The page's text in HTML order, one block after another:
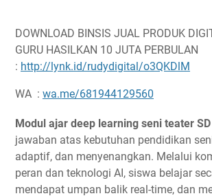
DOWNLOAD BINSIS JUAL PRODUK
GURU HASILKAN 10 JUTA PERBULAN
: http://lynk.id/rudydigital/o3QKDlM
WA : wa.me/681944129560
Modul ajar deep learning seni teater
jawaban atas kebutuhan pendidikan
adaptif, dan menyenangkan. Melalui
peran dan teknologi AI, siswa belajar
mendapat umpan balik real-time, dan